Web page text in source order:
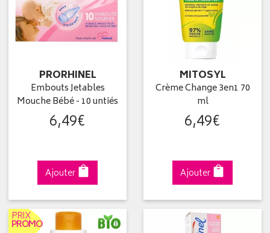
PRORHINEL
Embouts Jetables
Mouche Bébé - 10 untiés
6,49€
Ajouter
MITOSYL
Crème Change 3en1 70
ml
6,49€
Ajouter
PRIX
PROMO